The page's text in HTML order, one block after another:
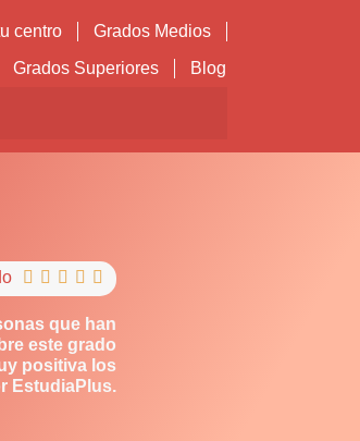
centro
Grados Medios
Grados Superiores
Blog
    
que han
este grado
positiva los
EstudiaPlus.